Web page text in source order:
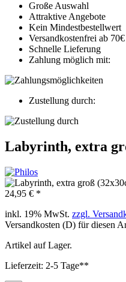
Große Auswahl
Attraktive Angebote
Kein Mindestbestellwert
Versandkostenfrei ab
Schnelle Lieferung
Zahlung möglich mit:
Zustellung durch:
Labyrinth, extra
24,95 € *
inkl. 19% MwSt. zzgl.
Versandkosten (D) für diesen
Artikel auf Lager.
Lieferzeit: 2-5 Tage**